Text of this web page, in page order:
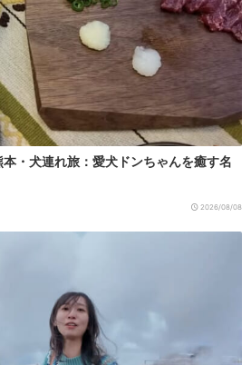
本・犬連れ旅：愛犬ドンちゃんを癒す名
2026/08/08